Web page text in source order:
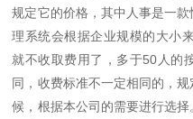
规定它的价格，其中人事是一
理系统会根据企业规模的大小
就不收取费用了，多于50人的
同，收费标准不一定相同的，
候，根据本公司的需要进行选